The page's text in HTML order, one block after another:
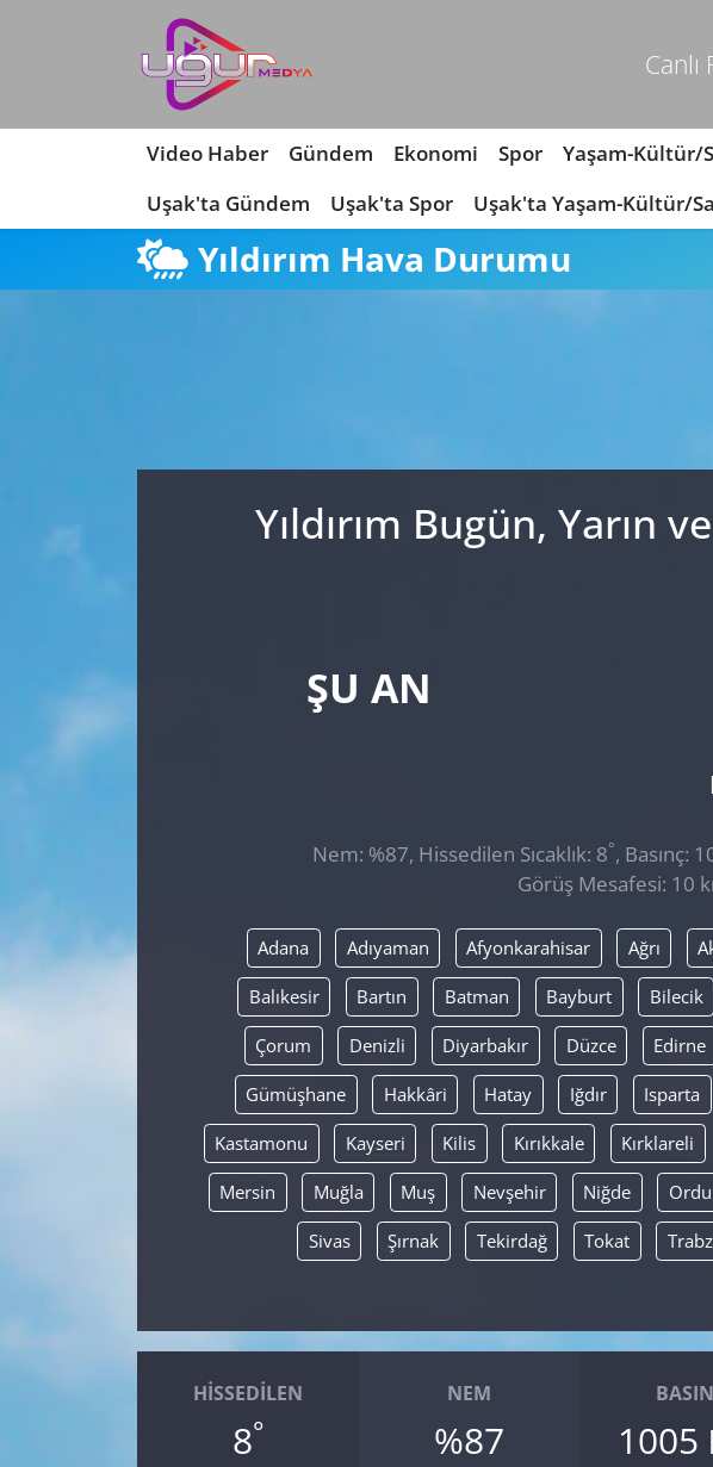
Canlı
Video Haber Gündem Ekonomi Spor Yaşam-Kültür/
Uşak'ta Gündem
Uşak'ta Spor Uşak'ta Yaşam-Kültür/
Yıldırım Hava Durumu
Yıldırım Bugün, Yarın
ŞU AN
Nem: %87, Hissedilen Sıcaklık: 8°, Basınç:
Görüş Mesafesi: 10
Adana Adıyaman Afyonkarahisar Ağrı
Balıkesir Bartın Batman Bayburt Bilecik
Çorum Denizli Diyarbakır Düzce Edirne
Gümüşhane Hakkâri Hatay Iğdır Isparta
Kastamonu Kayseri Kilis Kırıkkale Kırklareli
Mersin Muğla Muş Nevşehir Niğde Ordu
Sivas Şırnak Tekirdağ Tokat
HISSEDILEN
8°
NEM
%87 1005
Nöbetçi Eczaneler
Hava Durumu
Namaz Vakitleri
Trafik Durumu